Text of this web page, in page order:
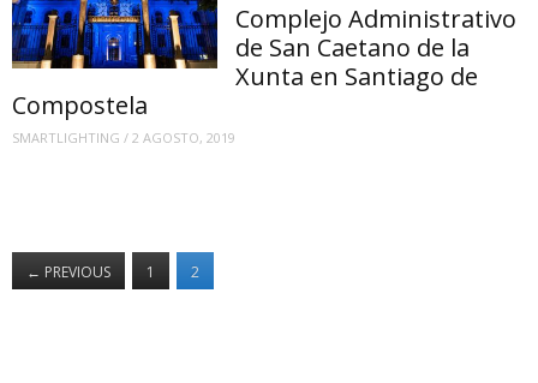
Complejo Administrativo
de San Caetano de la
Xunta en Santiago de
Compostela
SMARTLIGHTING / 2 AGOSTO, 2019
← PREVIOUS 1 2